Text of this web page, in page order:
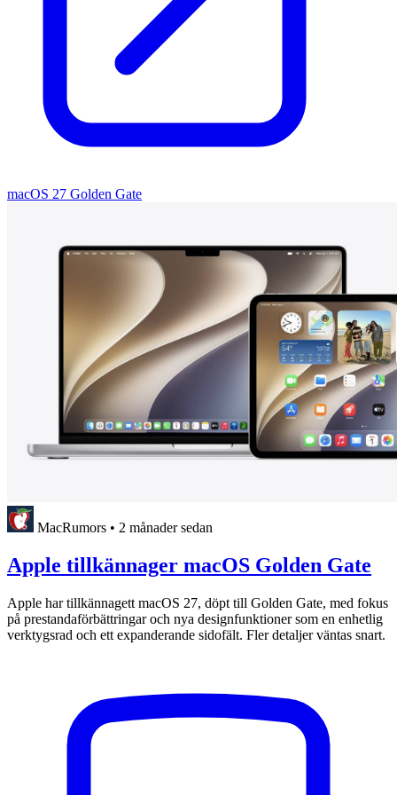
macOS 27 Golden Gate
MacRumors • 2 månader sedan
Apple tillkännager macOS Golden Gate
Apple har tillkännagett macOS 27, döpt till Golden Gate, med fokus
på prestandaförbättringar och nya designfunktioner som en enhetlig
verktygsrad och ett expanderande sidofält. Fler detaljer väntas snart.